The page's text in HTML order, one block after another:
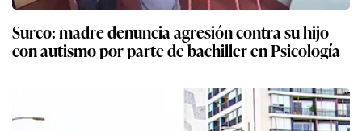
Surco: madre denuncia agresión contra su hijo
con autismo por parte de bachiller en Psicología